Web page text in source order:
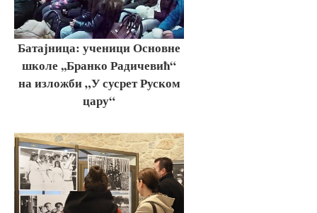
Батајница: ученици Основне
школе ,,Бранко Радичевић“
на изложби „У сусрет Руском
цару“